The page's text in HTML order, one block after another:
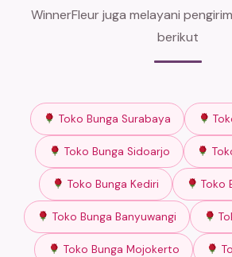
WinnerFleur juga melayani
berikut
Toko Bunga Surabaya
Toko Bunga Sidoarjo
Toko Bunga Kediri Toko
Toko Bunga Banyuwangi
Toko Bunga Mojokerto